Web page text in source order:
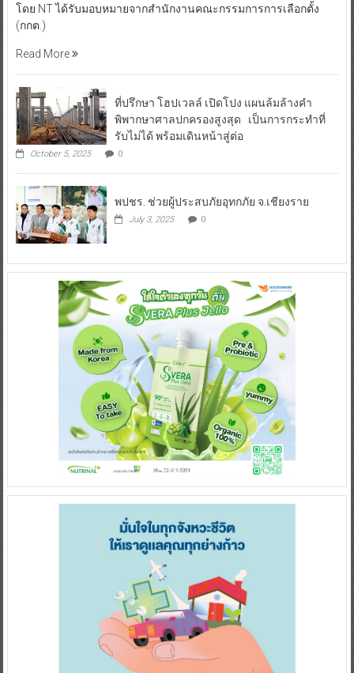
โดย NT ได้รับมอบหมายจากสำนักงานคณะกรรมการการเลือกตั้ง
(กกต.)
Read More
ที่ปรึกษา โฮปเวลล์ เปิดโปง แผนล้มล้างคำ
พิพากษาศาลปกครองสูงสุด เป็นการกระทำที่
รับไม่ได้ พร้อมเดินหน้าสู่ต่อ
October 5, 2025 0
พปชร. ช่วยผู้ประสบภัยอุทกภัย จ.เชียงราย
July 3, 2025 0